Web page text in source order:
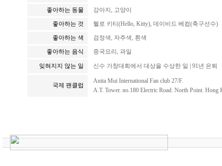
좋아하는 동물
강아지, 고양이
좋아하는 것
헬로 키티(Hello, Kitty), 데이비드 베컴(축구선수)
좋아하는 색
검정색, 자주색, 흰색
좋아하는 음식
중국요리, 과일
잊혀지지 않는 일 신수 가창대회에서 대상을 수상한 일 | 91년 은퇴
국제 팬클럽
Anita Mui International Fan club 27/F.
A.T. Tower. no.180 Electric Road. North Point. Hong